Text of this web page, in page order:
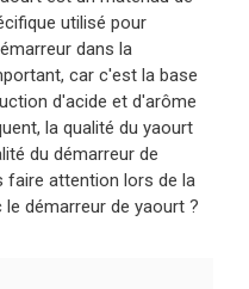
utilisé pour
dans la
car c'est la base
d'acide et d'arôme
la qualité du yaourt
du démarreur de
faire attention lors de la
démarreur de yaourt ?